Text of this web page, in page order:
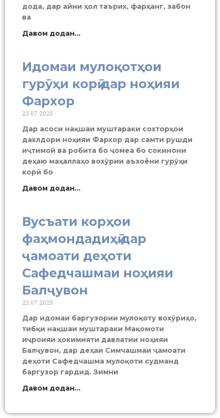
дода, дар айни ҳол таърих, фарҳанг, забон
ва
Давом додан...
Идомаи мулоқотҳои
гурӯҳи корӣ дар ноҳияи
Фархор
23.07.2025
Дар асоси нақшаи муштараки сохторҳои
дахлдори ноҳияи Фархор дар самти рушди
иҷтимоӣ ва робита бо ҷомеа бо сокинони
деҳаю маҳаллаҳо вохӯрии аъзоёни гурӯҳи
корӣ бо
Давом додан...
Вусъати корҳои
фаҳмондадиҳӣ дар
ҷамоати деҳоти
Сафедчашмаи ноҳияи
Балҷувон
23.07.2025
Дар идомаи баргузории мулоқоту вохӯриҳо,
тибқи нақшаи муштараки Мақомоти
иҷроияи ҳокимияти давлатии ноҳияи
Балҷувон, дар деҳаи Симчашмаи ҷамоати
деҳоти Сафедчашма мулоқоти судманд
баргузор гардид. Зимни
Давом додан...